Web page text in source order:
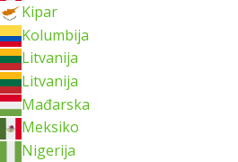
Kipar
Kolumbija
Litvanija
Litvanija
Mađarska
Meksiko
Nigerija